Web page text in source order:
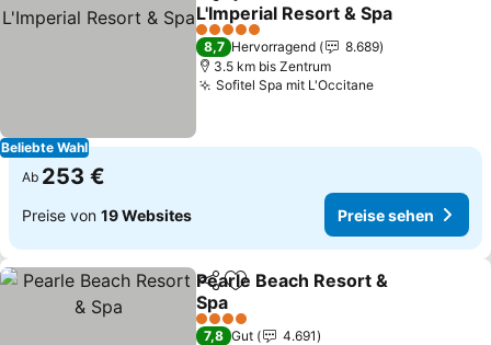
Beliebte Wahl
L'Imperial Resort & Spa
Preise sehen
5 Sterne
8,7 Hervorragend
8.689
3.5 km bis Zentrum
Sofitel Spa mit L'OccitanePreise sehen
Ab 253 €
Preise von 19 Websites Preise sehen
TeilenZu Favoriten hinzufügen
Pearle Beach Resort &
Spa
Preise sehen
4 Sterne
7,8 Gut
4.691